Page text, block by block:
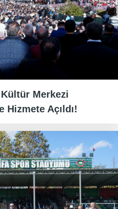
Merkezi
Açıldı!